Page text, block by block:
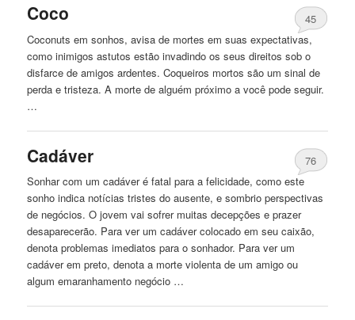
Coco
45
Coconuts em sonhos, avisa de mortes em suas expectativas,
como inimigos astutos estão invadindo os seus direitos sob o
disfarce de amigos ardentes. Coqueiros mortos são um sinal de
perda e tristeza. A morte de alguém próximo a você pode seguir.
…
Cadáver
76
Sonhar com um cadáver é fatal para a felicidade, como este
sonho indica notícias tristes do ausente, e sombrio perspectivas
de negócios. O jovem vai sofrer muitas decepções e prazer
desaparecerão. Para ver um cadáver colocado em seu caixão,
denota problemas imediatos para o sonhador. Para ver um
cadáver em preto, denota a morte violenta de um amigo ou
algum emaranhamento negócio …